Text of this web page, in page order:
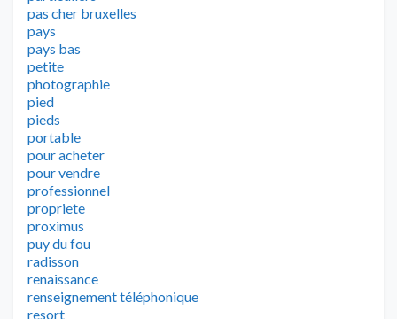
pas cher bruxelles
pays
pays bas
petite
photographie
pied
pieds
portable
pour acheter
pour vendre
professionnel
propriete
proximus
puy du fou
radisson
renaissance
renseignement téléphonique
resort